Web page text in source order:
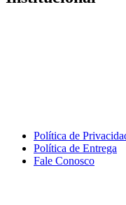
Política de
Política de Entrega
Fale Conosco